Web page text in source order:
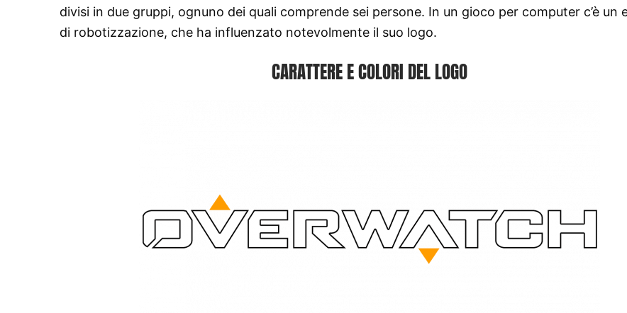
divisi in due gruppi, ognuno dei quali comprende sei persone. In un gioco per computer c’è un
di robotizzazione, che ha influenzato notevolmente il suo logo.
CARATTERE E COLORI DEL LOGO